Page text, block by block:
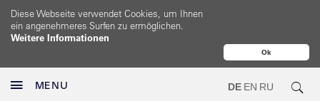
Ok
Diese Webseite verwendet Cookies, um Ihnen
ein angenehmeres Surfen zu ermöglichen.
Weitere Informationen
MENU DE EN RU